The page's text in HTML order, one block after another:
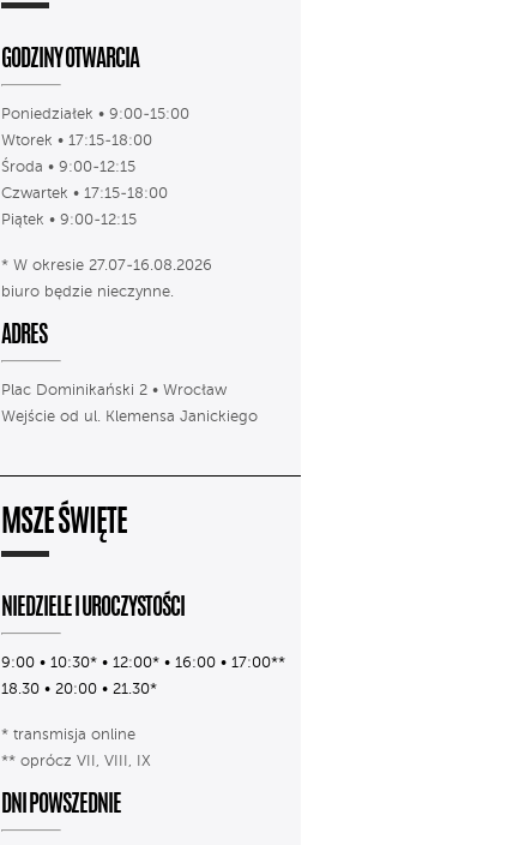
GODZINY OTWARCIA
Poniedziałek • 9:00-15:00
Wtorek • 17:15-18:00
Środa • 9:00-12:15
Czwartek • 17:15-18:00
Piątek • 9:00-12:15
* W okresie 27.07-16.08.2026
biuro będzie nieczynne.
ADRES
Plac Dominikański 2 • Wrocław
Wejście od ul. Klemensa Janickiego
MSZE ŚWIĘTE
NIEDZIELE I UROCZYSTOŚCI
9:00 • 10:30* • 12:00* • 16:00 • 17:00**
18.30 • 20:00 • 21.30*
* transmisja online
** oprócz VII, VIII, IX
DNI POWSZEDNIE